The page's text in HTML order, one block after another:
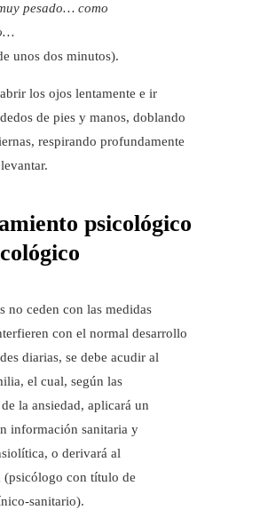
pesado… como
unos dos minutos).
los ojos lentamente e ir
de pies y manos, doblando
respirando profundamente
psicológico
no ceden con las medidas
con el normal desarrollo
diarias, se debe acudir al
el cual, según las
la ansiedad, aplicará un
información sanitaria y
o derivará al
(psicólogo con título de
sanitario).